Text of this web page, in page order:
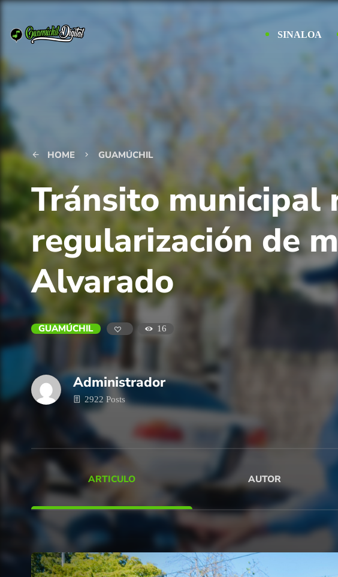
SINALOA
arrow_back HOME keyboard_arrow_right GUAMÚCHIL
Tránsito municipal
regularización de
Alvarado
GUAMÚCHIL 16
Administrador
2922 Posts
ARTICULO AUTOR